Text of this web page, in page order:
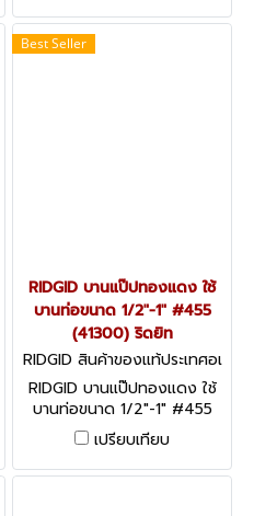
Best Seller
RIDGID บานแป๊ปทองแดง ใช้
บานท่อขนาด 1/2"-1" #455
(41300) ริดยิท
RIDGID สินค้าของแท้ประเทศอเ
มริกา 41300
RIDGID บานแป๊ปทองแดง ใช้
บานท่อขนาด 1/2"-1" #455
(41300) ริดยิท
เปรียบเทียบ